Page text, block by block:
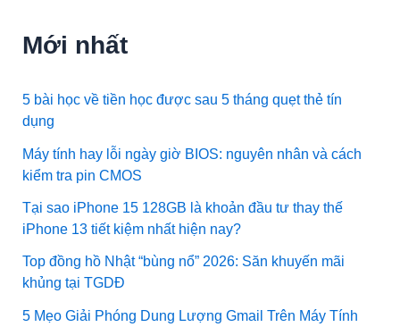
Mới nhất
5 bài học về tiền học được sau 5 tháng quẹt thẻ tín
dụng
Máy tính hay lỗi ngày giờ BIOS: nguyên nhân và cách
kiểm tra pin CMOS
Tại sao iPhone 15 128GB là khoản đầu tư thay thế
iPhone 13 tiết kiệm nhất hiện nay?
Top đồng hồ Nhật “bùng nổ” 2026: Săn khuyến mãi
khủng tại TGDĐ
5 Mẹo Giải Phóng Dung Lượng Gmail Trên Máy Tính